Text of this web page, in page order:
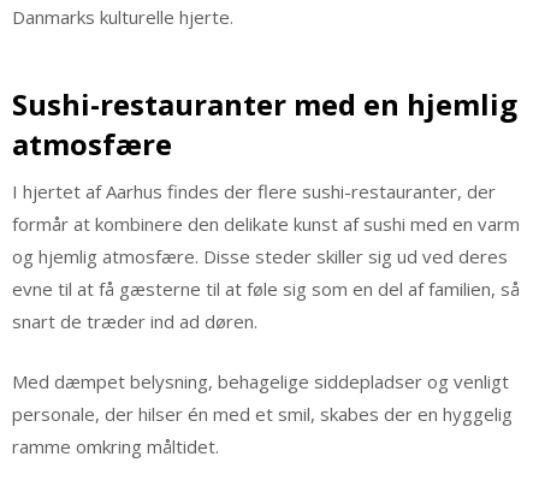
Danmarks kulturelle hjerte.
Sushi-restauranter med en hjemlig
atmosfære
I hjertet af Aarhus findes der flere sushi-restauranter, der
formår at kombinere den delikate kunst af sushi med en varm
og hjemlig atmosfære. Disse steder skiller sig ud ved deres
evne til at få gæsterne til at føle sig som en del af familien, så
snart de træder ind ad døren.
Med dæmpet belysning, behagelige siddepladser og venligt
personale, der hilser én med et smil, skabes der en hyggelig
ramme omkring måltidet.